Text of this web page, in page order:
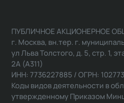
ПУБЛИЧНОЕ АКЦИОНЕРНОЕ
г. Москва, вн.тер. г.
ул Льва Толстого, д. 5, стр. 1,
2А (А311)
ИНН: 7736227885 / ОГРН:
Коды видов деятельности в
утвержденному Приказом